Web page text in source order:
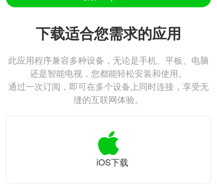
下载适合您需求的应用
此应用程序兼容多种设备，无论是手机、平板、电脑
还是智能电视，您都能轻松安装和使用。
通过一次订阅，即可在多个设备上同时连接，享受无
缝的互联网体验。
iOS下载